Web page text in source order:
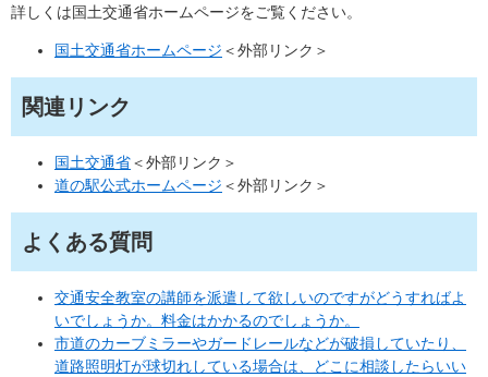
詳しくは国土交通省ホームページをご覧ください。
国土交通省ホームページ ＜外部リンク＞
関連リンク
国土交通省＜外部リンク＞
道の駅公式ホームページ ＜外部リンク＞
よくある質問
交通安全教室の講師を派遣して欲しいのですがどうすればよ
いでしょうか。料金はかかるのでしょうか。
市道のカーブミラーやガードレールなどが破損していたり、
道路照明灯が球切れしている場合は、どこに相談したらいい